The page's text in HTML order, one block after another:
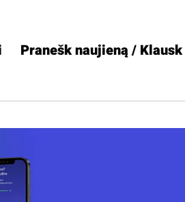
Pranešk naujieną / Klausk